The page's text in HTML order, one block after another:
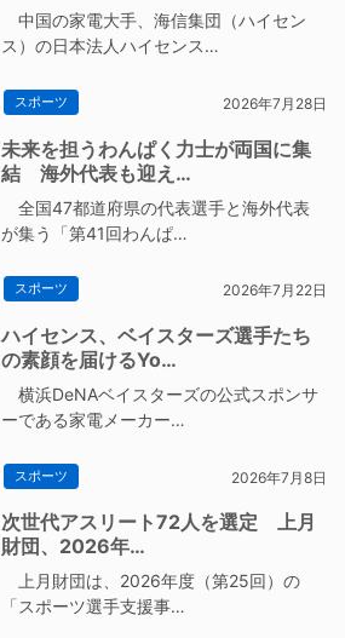
中国の家電大手、海信集団（ハイセン
ス）の日本法人ハイセンス…
スポーツ 2026年7月28日
未来を担うわんぱく力士が両国に集
結 海外代表も迎え…
全国47都道府県の代表選手と海外代表
が集う「第41回わんぱ…
スポーツ 2026年7月22日
ハイセンス、ベイスターズ選手たち
の素顔を届けるYo…
横浜DeNAベイスターズの公式スポンサ
ーである家電メーカー…
スポーツ 2026年7月8日
次世代アスリート72人を選定 上月
財団、2026年…
上月財団は、2026年度（第25回）の
「スポーツ選手支援事…